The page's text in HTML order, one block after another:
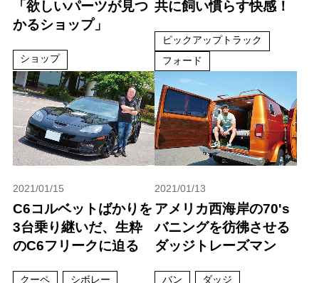
「欲しいパーツが見つ
かるショップ」
ショップ
共に飼い慣らす快感！
ピックアップトラック
フォード
2021/01/15
C6コルベットばかりを
3台乗り継いだ、生粋
のC6フリークに迫る
クーペ シボレー
2021/01/13
アメリカ西海岸の70's
バニングを彷彿させる
ダッジトレーズマン
バン ダッジ